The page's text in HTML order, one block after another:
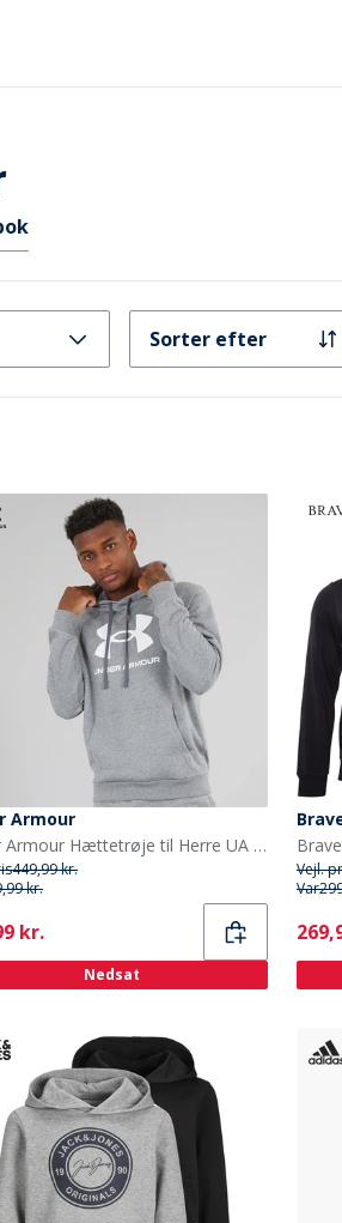
Sorter efter
Armour
Under Armour Hættetrøje til Herre UA Rival Fleece Logo Castlerock Lysegrå/Hvid
449,99 kr.
kr.
kr.
Nedsat
Vejl.
Var